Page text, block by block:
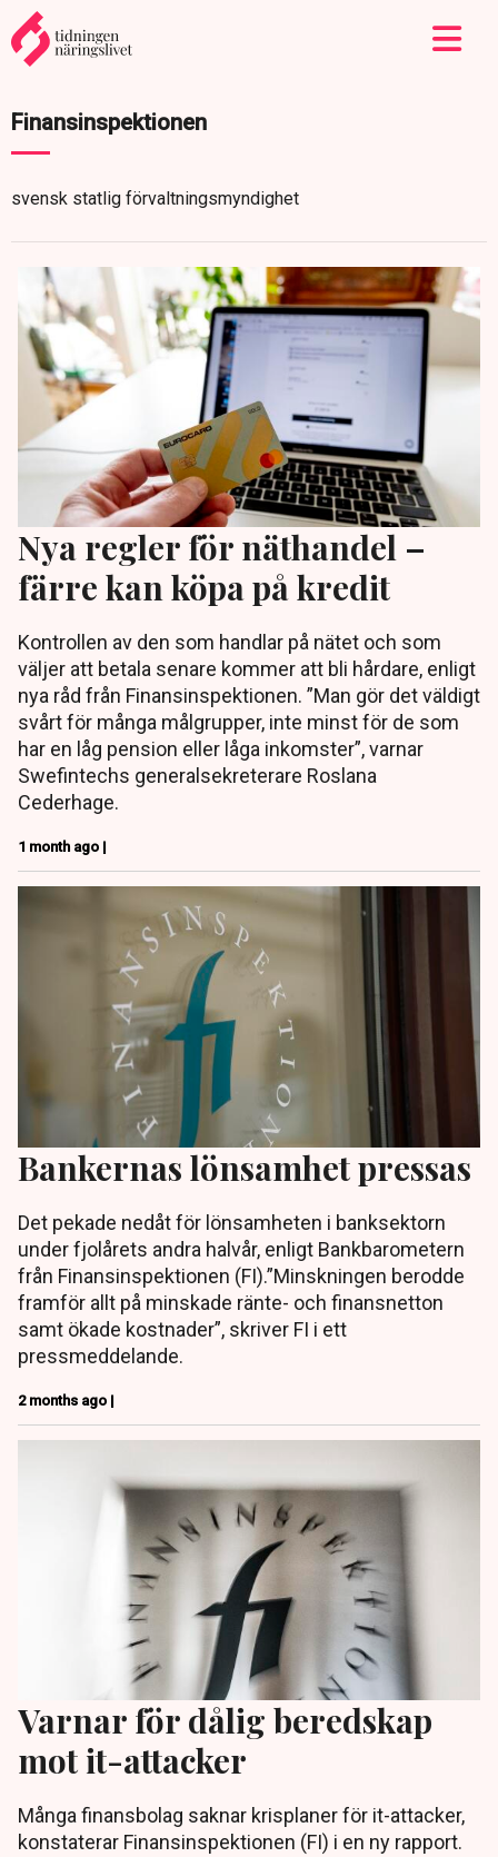
Finansinspektionen
svensk statlig förvaltningsmyndighet
Nya regler för näthandel –
färre kan köpa på kredit
Kontrollen av den som handlar på nätet och som
väljer att betala senare kommer att bli hårdare, enligt
nya råd från Finansinspektionen. ”Man gör det väldigt
svårt för många målgrupper, inte minst för de som
har en låg pension eller låga inkomster”, varnar
Swefintechs generalsekreterare Roslana
Cederhage.
1 month ago |
Bankernas lönsamhet pressas
Det pekade nedåt för lönsamheten i banksektorn
under fjolårets andra halvår, enligt Bankbarometern
från Finansinspektionen (FI).”Minskningen berodde
framför allt på minskade ränte- och finansnetton
samt ökade kostnader”, skriver FI i ett
pressmeddelande.
2 months ago |
Varnar för dålig beredskap
mot it-attacker
Många finansbolag saknar krisplaner för it-attacker,
konstaterar Finansinspektionen (FI) i en ny rapport.